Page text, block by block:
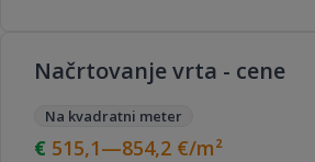
Načrtovanje vrta - cene
Na kvadratni meter
515,1—854,2 €/m²